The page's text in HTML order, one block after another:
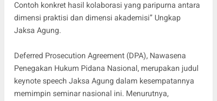
Contoh konkret hasil kolaborasi yang paripurna antara
dimensi praktisi dan dimensi akademisi” Ungkap
Jaksa Agung.
Deferred Prosecution Agreement (DPA), Nawasena
Penegakan Hukum Pidana Nasional, merupakan judul
keynote speech Jaksa Agung dalam kesempatannya
memimpin seminar nasional ini. Menurutnya,